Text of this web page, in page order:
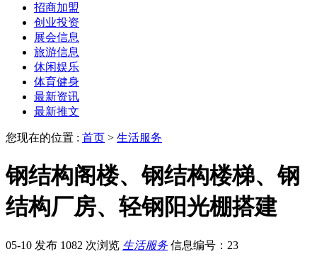
招商加盟
创业投资
展会信息
旅游信息
休闲娱乐
体育健身
最新资讯
最新推文
您现在的位置 : 首页 > 生活服务
钢结构阁楼、钢结构楼梯、钢
结构厂房、轻钢阳光棚搭建
05-10 发布 1082 次浏览 生活服务 信息编号：23